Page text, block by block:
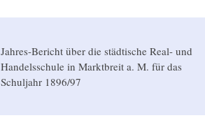
Jahres-Bericht über die städtische Real- und
Handelsschule in Marktbreit a. M. für das
Schuljahr 1896/97